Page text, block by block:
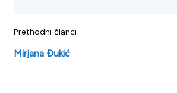
Prethodni članci
Mirjana Đukić